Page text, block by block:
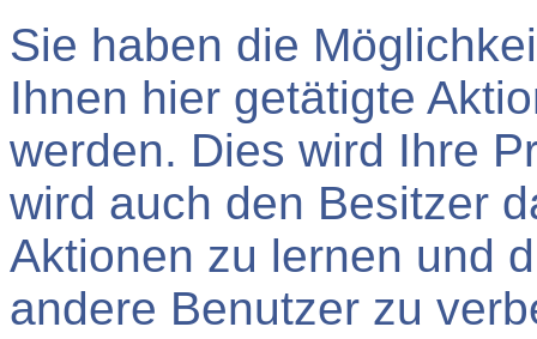
Sie haben die
Ihnen hier getätigte
werden. Dies wird Ihre
wird auch den Besitzer
Aktionen zu lernen und
andere Benutzer zu